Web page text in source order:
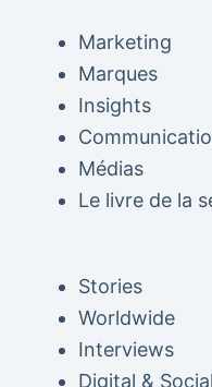
Marketing
Marques
Insights
Médias
Le livre de la
Stories
Worldwide
Interviews
Digital &